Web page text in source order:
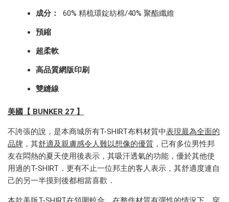
成分： 60% 精梳環錠紡棉/40% 聚酯纖維
預縮
超柔軟
高品質網版印刷
雙縫線
美國【 BUNKER 27 】
不誇張的說，是本商城所有T-SHIRT布料材質中表現最為全面的
品牌 ， 其舒適及親膚感令人難以想像的優質 ，已有多位男性邦
友在悶熱的夏天使用後表示，其吸汗透氣的功能，優於其他使
用過的T-SHIRT．更有不止一位邦主的客人表示，其舒適度連自
己的另一半摸到後都相當喜歡．